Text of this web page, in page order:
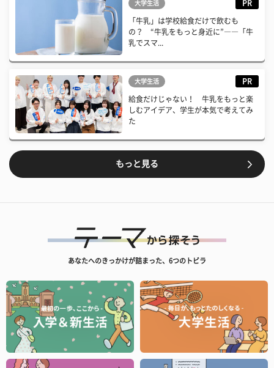
大学生活 PR
「牛乳」は学校給食だけで飲むも
の？ “牛乳をもっと身近に”――「牛
乳でスマ...
大学生活 PR
給食だけじゃない！ 牛乳をもっと楽
しむアイデア、学生が本気で考えてみ
た
もっと見る
あなたへのきっかけが詰まった、6つのトビラ